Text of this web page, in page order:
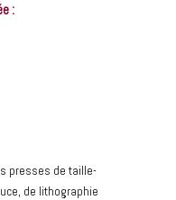
:
presses de taille-
de lithographie